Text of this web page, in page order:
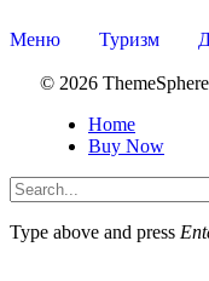
Меню Туризм
© 2026
Home
Buy Now
Type above and press